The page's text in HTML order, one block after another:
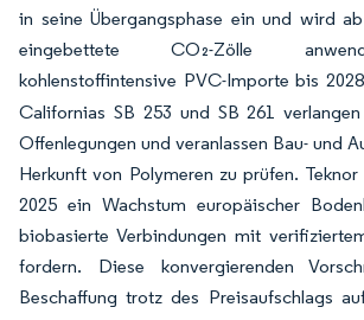
in seine Übergangsphase ein und wird
eingebettete CO₂-Zölle
kohlenstoffintensive PVC-Importe bis
Californias SB 253 und SB 261
Offenlegungen und veranlassen Bau- und
Herkunft von Polymeren zu prüfen.
2025 ein Wachstum europäischer
biobasierte Verbindungen mit
fordern. Diese konvergierenden
Beschaffung trotz des Preisaufschlags